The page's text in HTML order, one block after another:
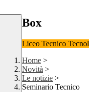
Box
Liceo Tecnico
Home >
Novità >
Le notizie >
Seminario Tecnico